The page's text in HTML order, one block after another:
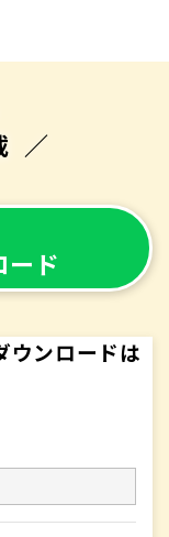
ード